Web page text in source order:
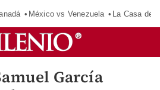
México vs Venezuela La Casa de
García